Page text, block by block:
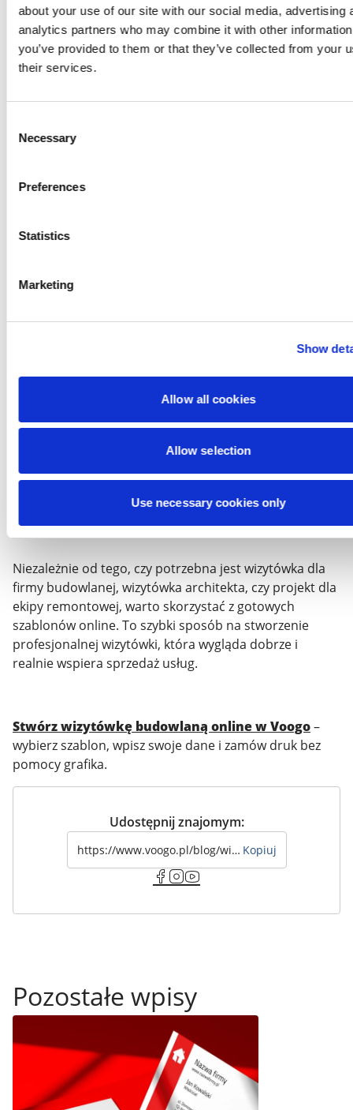
about your use of our site with our social media, advertising
analytics partners who may combine it with other
you’ve provided to them or that they’ve collected from your
their services.
Selection
Necessary
Preferences
Statistics
Marketing
Show
Allow all cookies
Allow selection
Use necessary cookies only
budowlane online?
rozwiązaniem dla firm, które chcą szybko przygotować
działalności i małych firm, które potrzebują materiałów
„na już”: przed spotkaniem z klientem, targami,
Gotowy szablon skraca cały proces, a jednocześnie
pozwala zachować profesjonalny wygląd.
Niezależnie od tego, czy potrzebna jest wizytówka dla
firmy budowlanej, wizytówka architekta, czy projekt dla
ekipy remontowej, warto skorzystać z gotowych
szablonów online. To szybki sposób na stworzenie
profesjonalnej wizytówki, która wygląda dobrze i
realnie wspiera sprzedaż usług.
Stwórz wizytówkę budowlaną online w Voogo–
wybierz szablon, wpisz swoje dane i zamów druk bez
pomocy grafika.
Udostępnij znajomym:
Kopiuj
Pozostałe wpisy